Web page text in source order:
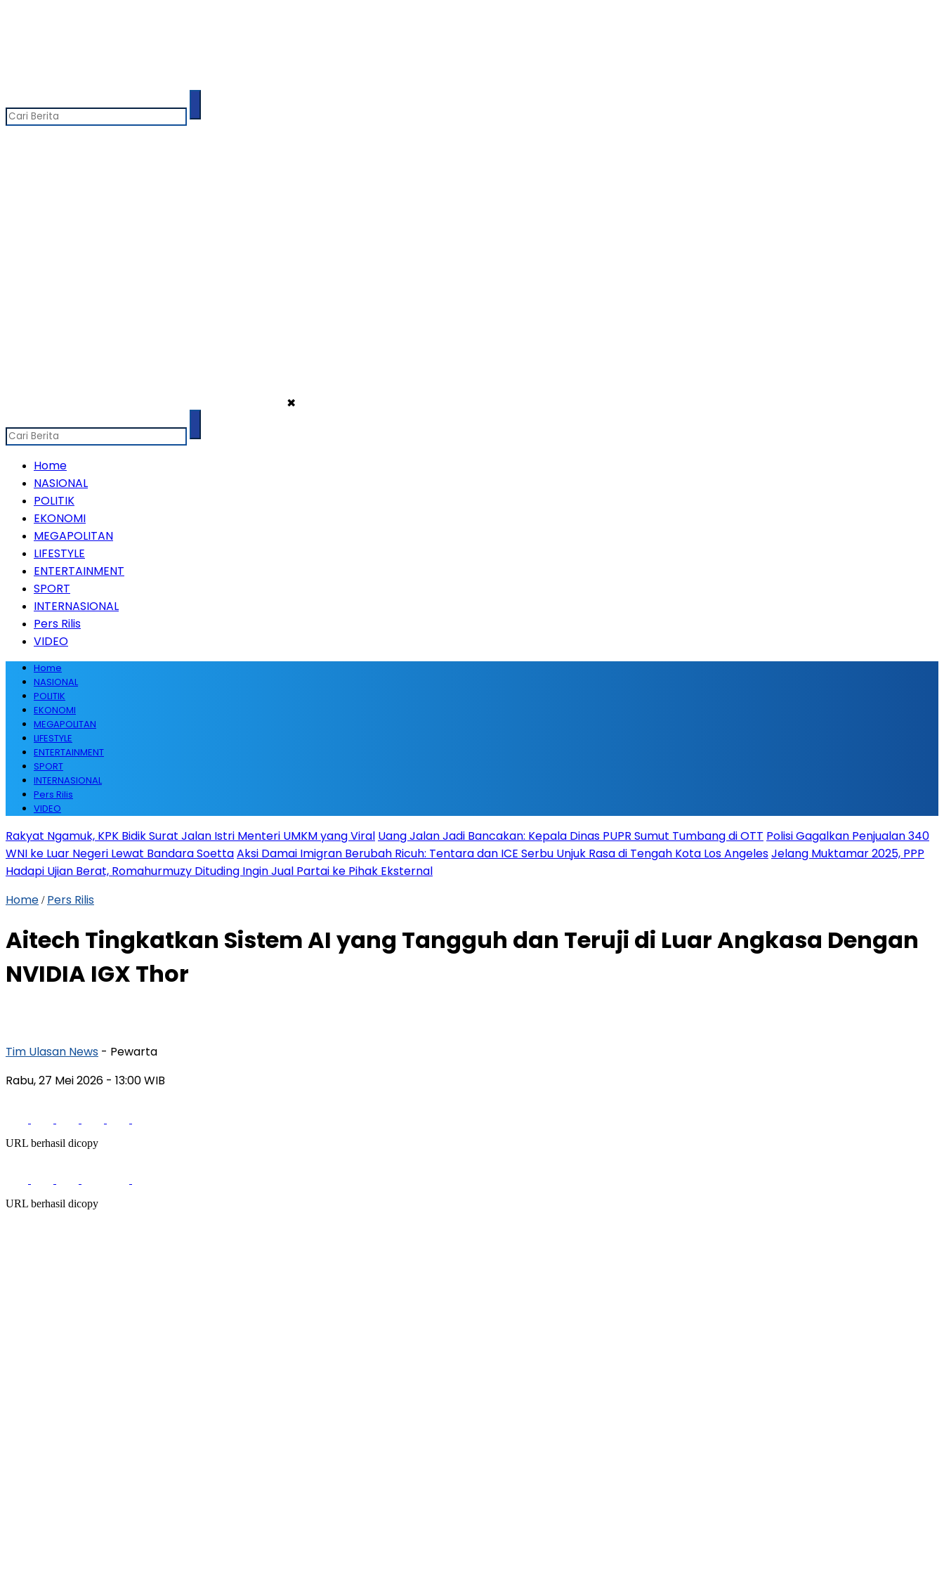
✖
Home
NASIONAL
POLITIK
EKONOMI
MEGAPOLITAN
LIFESTYLE
ENTERTAINMENT
SPORT
INTERNASIONAL
Pers Rilis
VIDEO
Home
NASIONAL
POLITIK
EKONOMI
MEGAPOLITAN
LIFESTYLE
ENTERTAINMENT
SPORT
INTERNASIONAL
Pers Rilis
VIDEO
Rakyat Ngamuk, KPK Bidik Surat Jalan Istri Menteri UMKM yang Viral Uang Jalan Jadi Bancakan: Kepala Dinas PUPR Sumut Tumbang di OTT Polisi Gagalkan Penjualan 340
WNI ke Luar Negeri Lewat Bandara SoettaAksi Damai Imigran Berubah Ricuh: Tentara dan ICE Serbu Unjuk Rasa di Tengah Kota Los AngelesJelang Muktamar 2025, PPP
Hadapi Ujian Berat, Romahurmuzy Dituding Ingin Jual Partai ke Pihak Eksternal
Home / Pers Rilis
Aitech Tingkatkan Sistem AI yang Tangguh dan Teruji di Luar Angkasa Dengan
NVIDIA IGX Thor
Tim Ulasan News - Pewarta
Rabu, 27 Mei 2026 - 13:00 WIB
URL berhasil dicopy
URL berhasil dicopy